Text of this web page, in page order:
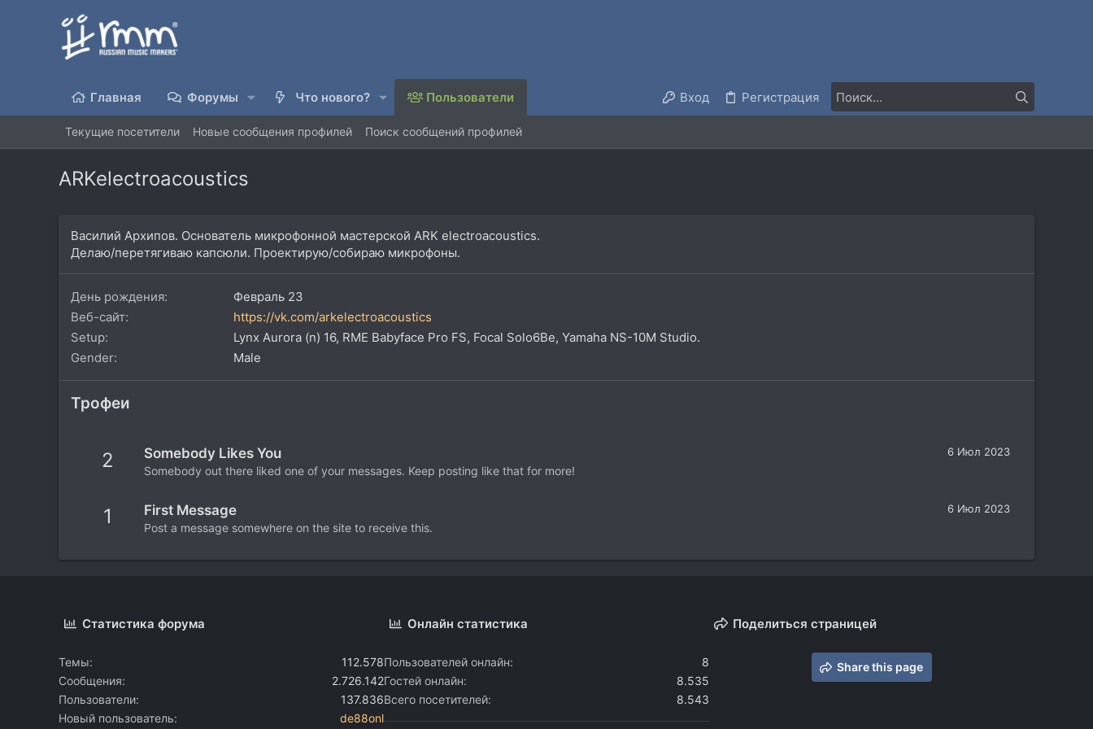
Главная Форумы Что нового? Пользователи Вход Регистрация
Текущие посетители Новые сообщения профилей Поиск сообщений профилей
ARKelectroacoustics
Василий Архипов. Основатель микрофонной мастерской ARK electroacoustics.
Делаю/перетягиваю капсюли. Проектирую/собираю микрофоны.
День рождения
Февраль 23
Веб-сайт
https://vk.com/arkelectroacoustics
Setup
Lynx Aurora (n) 16, RME Babyface Pro FS, Focal Solo6Be, Yamaha NS-10M Studio.
Gender
Male
Трофеи
2 6 Июл 2023
Somebody Likes You
Somebody out there liked one of your messages. Keep posting like that for more!
1 6 Июл 2023
First Message
Post a message somewhere on the site to receive this.
Статистика форума
Темы
112.578
Сообщения
2.726.142
Пользователи
137.836
Новый пользователь
de88onl
Онлайн статистика
Пользователей онлайн
8
Гостей онлайн
8.535
Всего посетителей
8.543
Поделиться страницей
Share this page